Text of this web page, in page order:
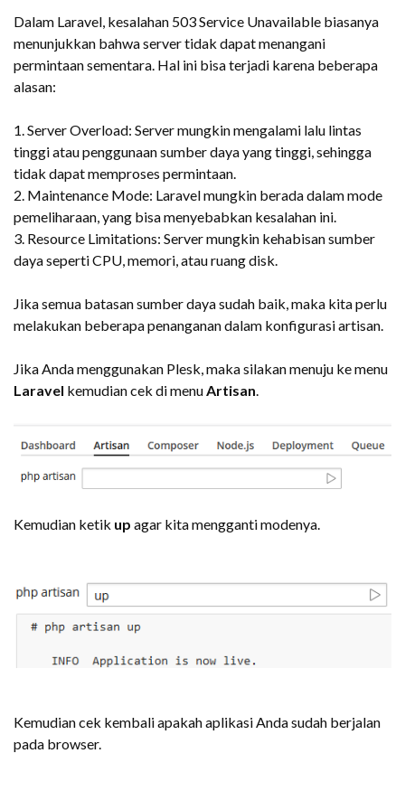
Dalam Laravel, kesalahan 503 Service Unavailable biasanya
menunjukkan bahwa server tidak dapat menangani
permintaan sementara. Hal ini bisa terjadi karena beberapa
alasan:
1. Server Overload: Server mungkin mengalami lalu lintas
tinggi atau penggunaan sumber daya yang tinggi, sehingga
tidak dapat memproses permintaan.
2. Maintenance Mode: Laravel mungkin berada dalam mode
pemeliharaan, yang bisa menyebabkan kesalahan ini.
3. Resource Limitations: Server mungkin kehabisan sumber
daya seperti CPU, memori, atau ruang disk.
Jika semua batasan sumber daya sudah baik, maka kita perlu
melakukan beberapa penanganan dalam konfigurasi artisan.
Jika Anda menggunakan Plesk, maka silakan menuju ke menu
Laravel kemudian cek di menuArtisan.
Kemudian ketik up agar kita mengganti modenya.
Kemudian cek kembali apakah aplikasi Anda sudah berjalan
pada browser.